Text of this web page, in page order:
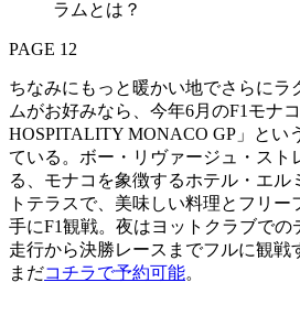
PAGE 12
ちなみにもっと暖かい地でさらにラ
ムがお好みなら、今年6月のF1モナ
HOSPITALITY MONACO GP」とい
ている。ボー・リヴァージュ・スト
る、モナコを象徴するホテル・エル
トテラスで、美味しい料理とフリ
手にF1観戦。夜はヨットクラブでの
走行から決勝レースまでフルに観戦
まだコチラで予約可能。